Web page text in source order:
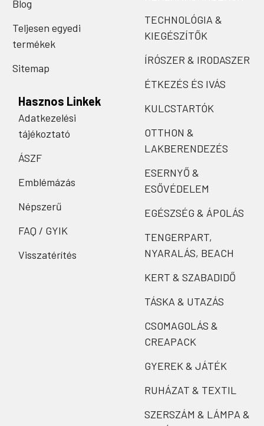
Blog
Teljesen egyedi
termékek
Sitemap
Hasznos Linkek
Adatkezelési
tájékoztató
ÁSZF
Emblémázás
Népszerű
FAQ / GYIK
Visszatérítés
TECHNOLÓGIA &
KIEGÉSZÍTŐK
ÍRÓSZER & IRODASZER
ÉTKEZÉS ÉS IVÁS
KULCSTARTÓK
OTTHON &
LAKBERENDEZÉS
ESERNYŐ &
ESŐVÉDELEM
EGÉSZSÉG & ÁPOLÁS
TENGERPART,
NYARALÁS, BEACH
KERT & SZABADIDŐ
TÁSKA & UTAZÁS
CSOMAGOLÁS &
CREAPACK
GYEREK & JÁTÉK
RUHÁZAT & TEXTIL
SZERSZÁM & LÁMPA &